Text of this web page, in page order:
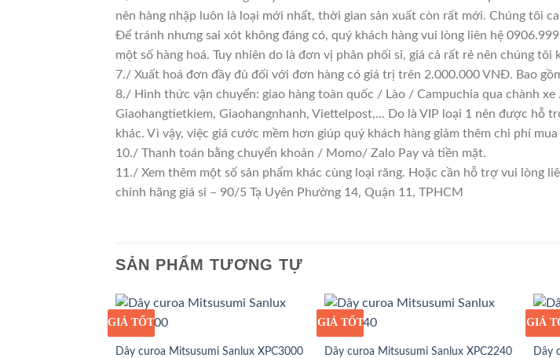
nên hàng nhập luôn là loại mới nhất, thời gian sản xuất còn rất mới. Chúng tôi
Để tránh nhưng sai xót không đáng có, quý khách hàng vui lòng liên hệ
một số hàng hoá. Tuy nhiên do là đơn vị phân phối sỉ, giá cả rất rẻ nên chúng
7./ Xuất hoá đơn đầy đủ đối với đơn hàng có giá trị trên 2.000.000 VNĐ. Bao
8./ Hình thức vận chuyển: giao hàng toàn quốc / Lào / Campuchia qua chành
Giaohangtietkiem, Giaohangnhanh, Viettelpost,… Do là VIP loại 1 nên được hỗ
khác. Vì vậy, việc giá cước mềm hơn giúp quý khách hàng giảm thêm chi phí mua
10./ Thanh toán bằng chuyển khoản / Momo/ Zalo Pay và tiền mặt.
11./ Xem thêm một số sản phẩm khác cùng loại răng. Hoặc cần hỗ trợ vui lòng
chính hãng giá sỉ – 90/5 Tạ Uyên Phường 14, Quận 11, TPHCM
SẢN PHẨM TƯƠNG TỰ
GIÁ SỈ
GIÁ TỐT
Dây curoa Mitsusumi Sanlux XPC3000
GIÁ SỈ
GIÁ TỐT
Dây curoa Mitsusumi Sanlux XPC2240
GIÁ
GIÁ
Dây